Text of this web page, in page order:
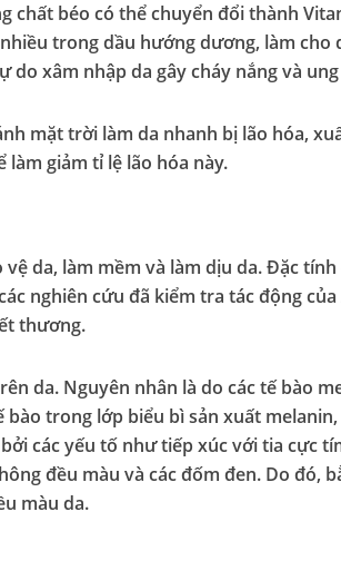
chất béo có thể chuyển đổi thành
trong dầu hướng dương, làm cho
do xâm nhập da gây cháy nắng và
mặt trời làm da nhanh bị lão hóa,
giảm tỉ lệ lão hóa này.
da, làm mềm và làm dịu da. Đặc
nghiên cứu đã kiểm tra tác động
thương.
da. Nguyên nhân là do các tế bào
trong lớp biểu bì sản xuất
các yếu tố như tiếp xúc với tia cực
đều màu và các đốm đen. Do đó,
màu da.